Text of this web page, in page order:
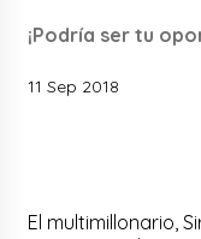
¡Podría ser tu
11 Sep 2018
El multimillonario,